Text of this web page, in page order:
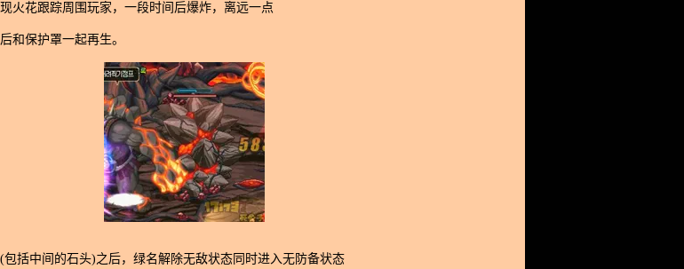
花跟踪周围玩家，一段时间后爆炸，离远一点
保护罩一起再生。
中间的石头)之后，绿名解除无敌状态同时进入无防备状态